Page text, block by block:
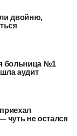
двойню,
больница №1
аудит
чуть не остался